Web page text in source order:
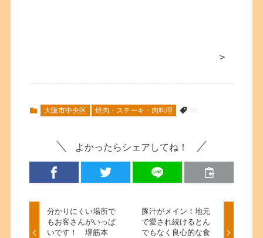
>
大阪市中央区 焼肉・ステーキ・肉料理
よかったらシェアしてね！
分かりにくい場所で
もお客さんがいっぱ
いです！ 堺筋本
豚汁がメイン！地元
で愛され続けるとん
でもなく良心的な食